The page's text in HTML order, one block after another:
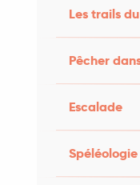
Les trails
Pêcher
Escalade
Spéléologie
An avec
poêlé,
… Œuf poché,
safranées
ris de veau à